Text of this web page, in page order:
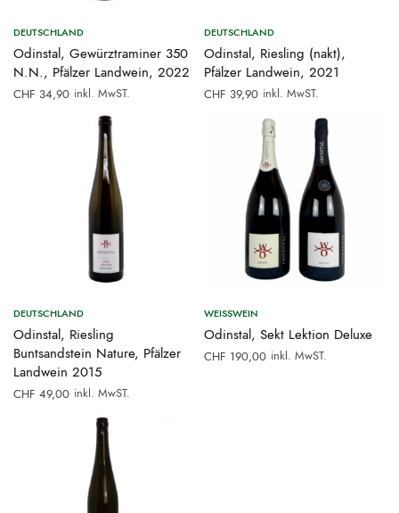
DEUTSCHLAND
Odinstal, Gewürztraminer 350
N.N., Pfälzer Landwein, 2022
CHF 34,90 inkl. MwST.
DEUTSCHLAND
Odinstal, Riesling (nakt),
Pfälzer Landwein, 2021
CHF 39,90 inkl. MwST.
DEUTSCHLAND
Odinstal, Riesling
Buntsandstein Nature, Pfälzer
Landwein 2015
CHF 49,00 inkl. MwST.
WEISSWEIN
Odinstal, Sekt Lektion Deluxe
CHF 190,00 inkl. MwST.